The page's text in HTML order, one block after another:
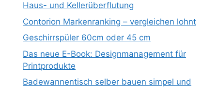
Haus- und Kellerüberflutung
Contorion Markenranking – vergleichen lohnt
Geschirrspüler 60cm oder 45 cm
Das neue E-Book: Designmanagement für
Printprodukte
Badewannentisch selber bauen simpel und